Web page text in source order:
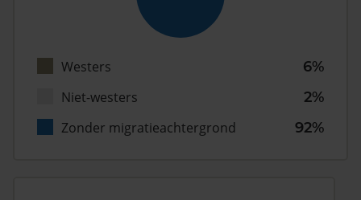
Westers
6%
Niet-westers
2%
Zonder migratieachtergrond
92%